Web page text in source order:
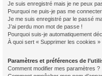
Je suis enregistré mais je ne peux
Pourquoi ne puis-je pas me
Je me suis enregistré par le passé
J’ai perdu mon mot de passe !
Pourquoi suis-je automatiquement
À quoi sert « Supprimer les cookies »
Paramètres et préférences de
Comment modifier mes paramètres ?